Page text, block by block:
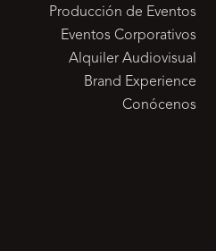
Producción de Eventos
Eventos Corporativos
Alquiler Audiovisual
Brand Experience
Conócenos